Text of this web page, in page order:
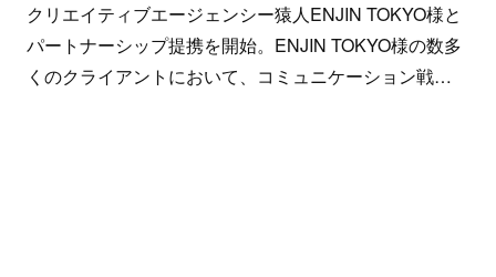
クリエイティブエージェンシー猿人ENJIN TOKYO様と
パートナーシップ提携を開始。ENJIN TOKYO様の数多
くのクライアントにおいて、コミュニケーション戦…